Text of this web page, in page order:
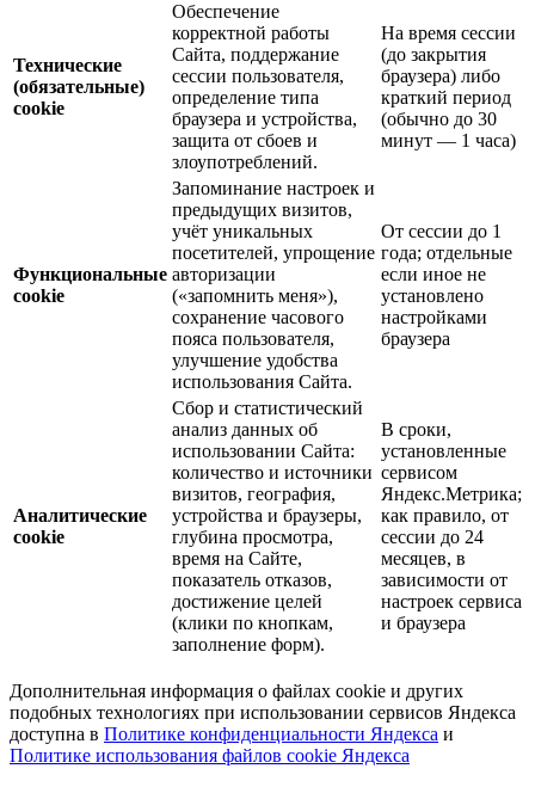
Технические
(обязательные)
cookie
Обеспечение
корректной работы
Сайта, поддержание
сессии пользователя,
определение типа
браузера и устройства,
защита от сбоев и
злоупотреблений.
На время сессии
(до закрытия
браузера) либо
краткий период
(обычно до 30
минут — 1 часа)
Функциональные
cookie
Запоминание настроек и
предыдущих визитов,
учёт уникальных
посетителей, упрощение
авторизации
(«запомнить меня»),
сохранение часового
пояса пользователя,
улучшение удобства
использования Сайта.
От сессии до 1
года; отдельные
если иное не
установлено
настройками
браузера
Аналитические
cookie
Сбор и статистический
анализ данных об
использовании Сайта:
количество и источники
визитов, география,
устройства и браузеры,
глубина просмотра,
время на Сайте,
показатель отказов,
достижение целей
(клики по кнопкам,
заполнение форм).
В сроки,
установленные
сервисом
Яндекс.Метрика;
как правило, от
сессии до 24
месяцев, в
зависимости от
настроек сервиса
и браузера
Дополнительная информация о файлах cookie и других
подобных технологиях при использовании сервисов Яндекса
доступна в Политике конфиденциальности Яндекса и
Политике использования файлов cookie Яндекса